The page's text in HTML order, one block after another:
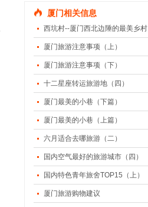
厦门相关信息
西坑村--厦门西北边陲的最美乡村
厦门旅游注意事项（上）
厦门旅游注意事项（下）
十二星座转运旅游地（四）
厦门最美的小巷（下篇）
厦门最美的小巷（上篇）
六月适合去哪旅游（二）
国内空气最好的旅游城市（四）
国内特色青年旅舍TOP15（上）
厦门旅游购物建议